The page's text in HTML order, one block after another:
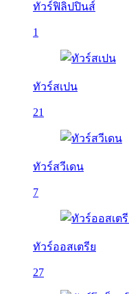
ทัวร์ฟิลิปปินส์
1
ทัวร์สเปน
21
ทัวร์สวีเดน
7
ทัวร์ออสเตรีย
27